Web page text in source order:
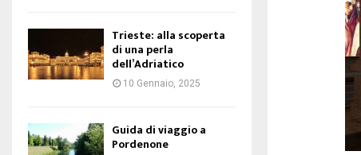
Trieste: alla scoperta
di una perla
dell’Adriatico
10 Gennaio, 2025
Guida di viaggio a
Pordenone